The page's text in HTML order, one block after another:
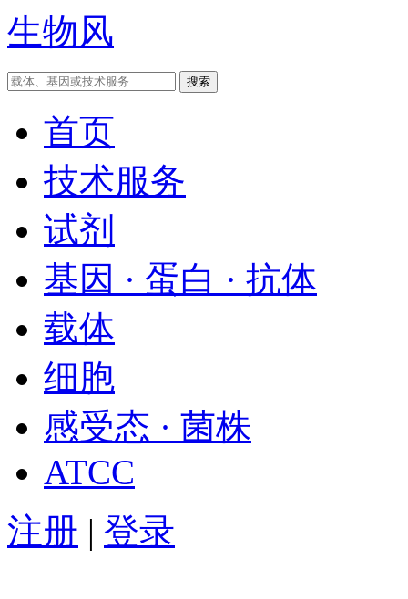
生物风
首页
技术服务
试剂
基因 · 蛋白 · 抗体
载体
细胞
感受态 · 菌株
ATCC
注册 | 登录